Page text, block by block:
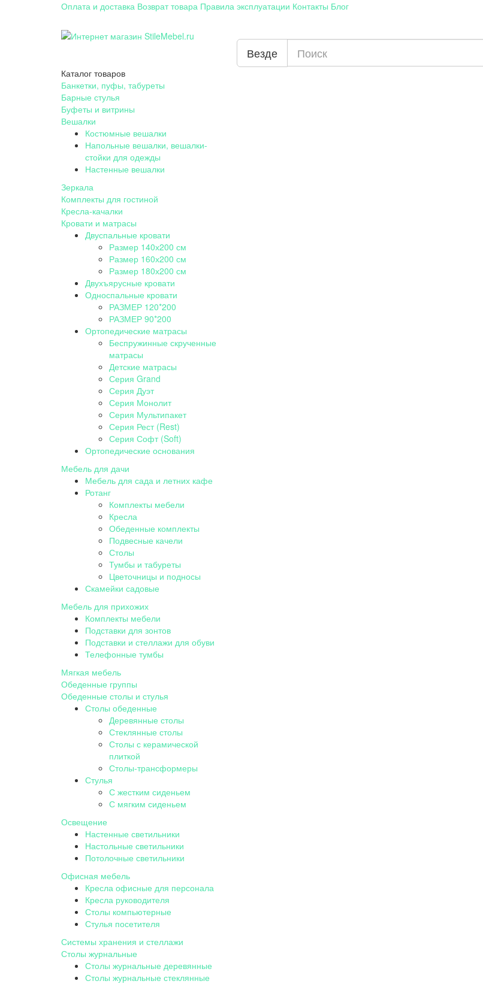
Оплата и доставка Возврат товара Правила эксплуатации Контакты Блог
Везде
Каталог товаров
Банкетки, пуфы, табуреты
Барные стулья
Буфеты и витрины
Вешалки
Костюмные вешалки
Напольные вешалки, вешалки-
стойки для одежды
Настенные вешалки
Зеркала
Комплекты для гостиной
Кресла-качалки
Кровати и матрасы
Двуспальные кровати
Размер 140х200 см
Размер 160х200 см
Размер 180х200 см
Двухъярусные кровати
Односпальные кровати
РАЗМЕР 120*200
РАЗМЕР 90*200
Ортопедические матрасы
Беспружинные скрученные
матрасы
Детские матрасы
Серия Grand
Серия Дуэт
Серия Монолит
Серия Мультипакет
Серия Рест (Rest)
Серия Софт (Soft)
Ортопедические основания
Мебель для дачи
Мебель для сада и летних кафе
Ротанг
Комплекты мебели
Кресла
Обеденные комплекты
Подвесные качели
Столы
Тумбы и табуреты
Цветочницы и подносы
Скамейки садовые
Мебель для прихожих
Комплекты мебели
Подставки для зонтов
Подставки и стеллажи для обуви
Телефонные тумбы
Мягкая мебель
Обеденные группы
Обеденные столы и стулья
Столы обеденные
Деревянные столы
Стеклянные столы
Столы с керамической
плиткой
Столы-трансформеры
Стулья
С жестким сиденьем
С мягким сиденьем
Освещение
Настенные светильники
Настольные светильники
Потолочные светильники
Офисная мебель
Кресла офисные для персонала
Кресла руководителя
Столы компьютерные
Стулья посетителя
Системы хранения и стеллажи
Столы журнальные
Столы журнальные деревянные
Столы журнальные стеклянные